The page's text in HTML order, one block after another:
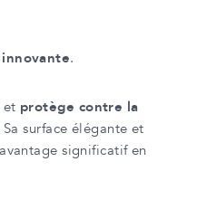
.
et protège contre la
Sa surface élégante et
significatif en